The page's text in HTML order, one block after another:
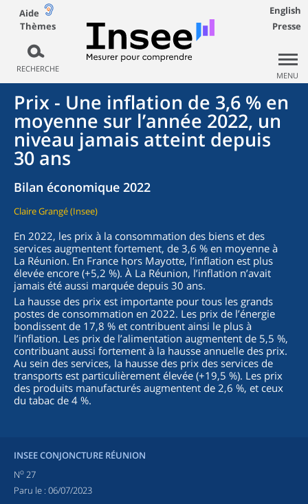
Aide
Thèmes
RECHERCHE
English
Presse
MENU
Prix - Une inflation de 3,6 % en
moyenne sur l’année 2022, un
niveau jamais atteint depuis
30 ans
Bilan économique 2022
Claire Grangé (Insee)
En 2022, les prix à la consommation des biens et des
services augmentent fortement, de 3,6 % en moyenne à
La Réunion. En France hors Mayotte, l’inflation est plus
élevée encore (+5,2 %). À La Réunion, l’inflation n’avait
jamais été aussi marquée depuis 30 ans.
La hausse des prix est importante pour tous les grands
postes de consommation en 2022. Les prix de l’énergie
bondissent de 17,8 % et contribuent ainsi le plus à
l’inflation. Les prix de l’alimentation augmentent de 5,5 %,
contribuant aussi fortement à la hausse annuelle des prix.
Au sein des services, la hausse des prix des services de
transports est particulièrement élevée (+19,5 %). Les prix
des produits manufacturés augmentent de 2,6 %, et ceux
du tabac de 4 %.
INSEE CONJONCTURE RÉUNION
No 27
Paru le : 06/07/2023